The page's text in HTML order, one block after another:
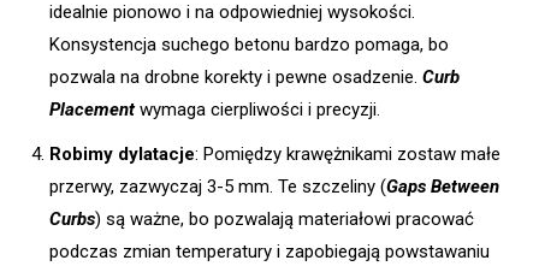
idealnie pionowo i na odpowiedniej wysokości.
Konsystencja suchego betonu bardzo pomaga, bo
pozwala na drobne korekty i pewne osadzenie. Curb
Placementwymaga cierpliwości i precyzji.
Robimy dylatacje: Pomiędzy krawężnikami zostaw małe
przerwy, zazwyczaj 3-5 mm. Te szczeliny (Gaps Between
Curbs) są ważne, bo pozwalają materiałowi pracować
podczas zmian temperatury i zapobiegają powstawaniu